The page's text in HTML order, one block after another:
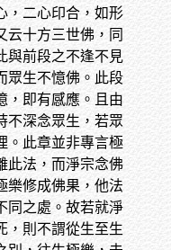
，二心印合，如形
云十方三世佛，同
與前段之不逢不見
眾生不憶佛。此段
，即有感應。且由
不深念眾生，若眾
。此章並非專言極
此法，而淨宗念佛
樂修成佛果，他法
同之處。故若就淨
，則不謂從生至生